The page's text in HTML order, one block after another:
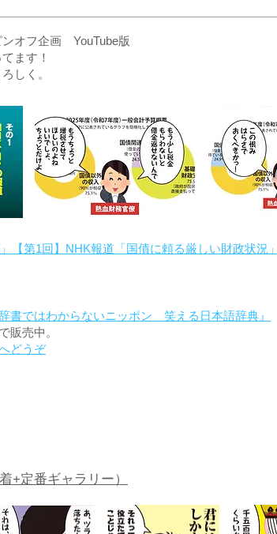
ンオフ企画 YouTube版
ます！
しく。
【第1回】NHK報道「国債に頼る厳しい財政状況
書ではわからないニッポン 笑える日本語辞典』
販売中。
どうぞ
+定番ギャラリー）